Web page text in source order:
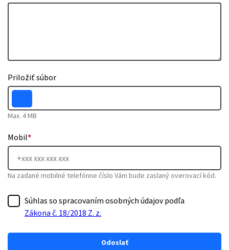
Priložiť súbor
Max. 4 MB
Mobil*
Na zadané mobilné telefónne číslo Vám bude zaslaný overovací kód.
Súhlas so spracovaním osobných údajov podľa
Zákona č. 18/2018 Z. z.